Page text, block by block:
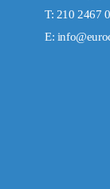
Τ: 210 2467
E: